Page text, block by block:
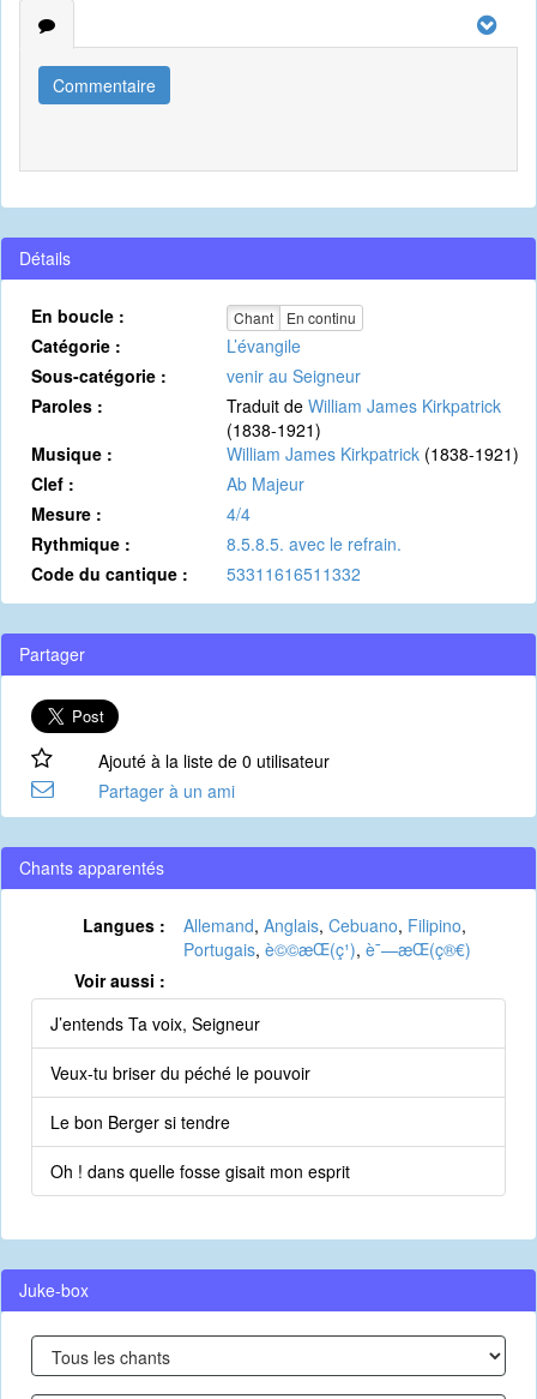
Commentaire
Détails
En boucle : Chant En continu
Catégorie :
L’évangile
Sous-catégorie :
venir au Seigneur
Paroles :
Traduit de William James Kirkpatrick
(1838-1921)
Musique :
William James Kirkpatrick (1838-1921)
Clef :
Ab Majeur
Mesure :
4/4
Rythmique :
8.5.8.5. avec le refrain.
Code du cantique :
53311616511332
Partager
Ajouté à la liste de 0 utilisateur
Partager à un ami
Chants apparentés
Langues : Allemand, Anglais, Cebuano, Filipino,
Portugais, è©©æ­Œ(ç¹), è¯—æ­Œ(ç®€)
Voir aussi :
J’entends Ta voix, Seigneur
Veux-tu briser du péché le pouvoir
Le bon Berger si tendre
Oh ! dans quelle fosse gisait mon esprit
Juke-box